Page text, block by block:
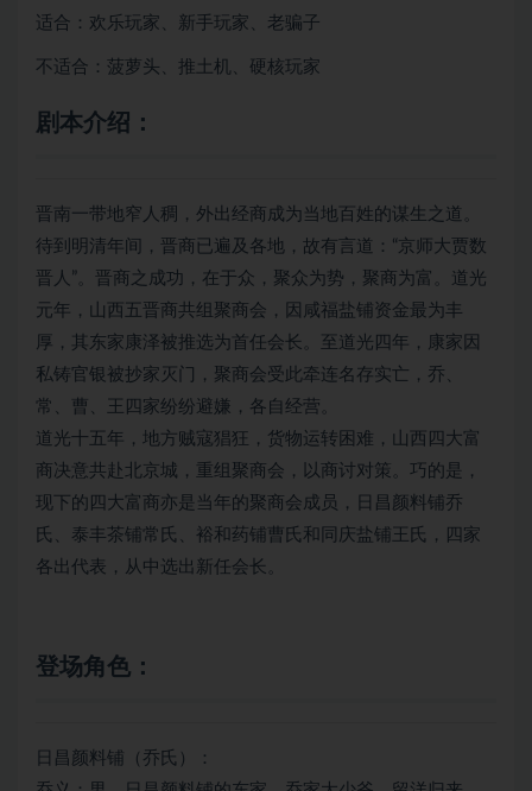
适合：欢乐玩家、新手玩家、老骗子
不适合：菠萝头、推土机、硬核玩家
剧本介绍：
晋南一带地窄人稠，外出经商成为当地百姓的谋生之道。
待到明清年间，晋商已遍及各地，故有言道：“京师大贾数
晋人”。晋商之成功，在于众，聚众为势，聚商为富。道光
元年，山西五晋商共组聚商会，因咸福盐铺资金最为丰
厚，其东家康泽被推选为首任会长。至道光四年，康家因
私铸官银被抄家灭门，聚商会受此牵连名存实亡，乔、
常、曹、王四家纷纷避嫌，各自经营。
道光十五年，地方贼寇猖狂，货物运转困难，山西四大富
商决意共赴北京城，重组聚商会，以商讨对策。巧的是，
现下的四大富商亦是当年的聚商会成员，日昌颜料铺乔
氏、泰丰茶铺常氏、裕和药铺曹氏和同庆盐铺王氏，四家
各出代表，从中选出新任会长。
登场角色：
日昌颜料铺（乔氏）：